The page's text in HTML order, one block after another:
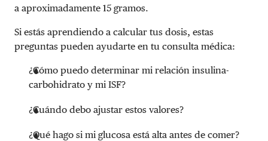
a aproximadamente 15 gramos.
Si estás aprendiendo a calcular tus dosis, estas
preguntas pueden ayudarte en tu consulta médica:
¿Cómo puedo determinar mi relación insulina-
carbohidrato y mi ISF?
¿Cuándo debo ajustar estos valores?
¿Qué hago si mi glucosa está alta antes de comer?